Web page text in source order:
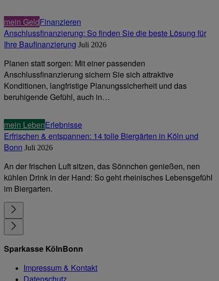
mein GeldFinanzieren
Anschlussfinanzierung: So finden Sie die beste Lösung für
Ihre Baufinanzierung Juli 2026
Planen statt sorgen: Mit einer passenden
Anschlussfinanzierung sichern Sie sich attraktive
Konditionen, langfristige Planungssicherheit und das
beruhigende Gefühl, auch in…
mein LebenErlebnisse
Erfrischen & entspannen: 14 tolle Biergärten in Köln und
Bonn Juli 2026
An der frischen Luft sitzen, das Sönnchen genießen, nen
kühlen Drink in der Hand: So geht rheinisches Lebensgefühl
im Biergarten.
Sparkasse KölnBonn
Impressum & Kontakt
Datenschutz